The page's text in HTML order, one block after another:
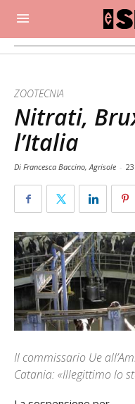
ZOOTECNIA
Nitrati,
l’Italia
Di Francesca Baccino, Agrisole -
Il commissario Ue
Catania: «Illegittimo lo